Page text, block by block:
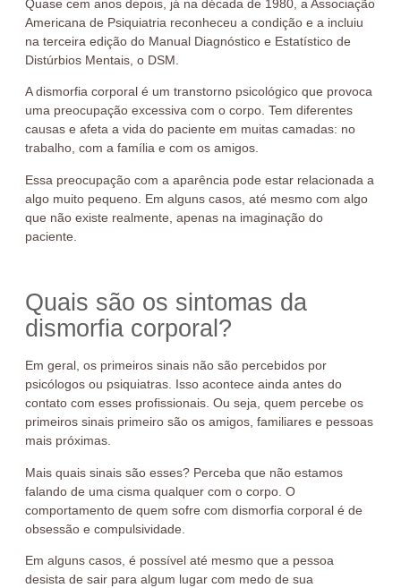
Quase cem anos depois, já na década de 1980, a Associação
Americana de Psiquiatria reconheceu a condição e a incluiu
na terceira edição do Manual Diagnóstico e Estatístico de
Distúrbios Mentais, o DSM.
A dismorfia corporal é um transtorno psicológico que provoca
uma preocupação excessiva com o corpo. Tem diferentes
causas e afeta a vida do paciente em muitas camadas: no
trabalho, com a família e com os amigos.
Essa preocupação com a aparência pode estar relacionada a
algo muito pequeno. Em alguns casos, até mesmo com algo
que não existe realmente, apenas na imaginação do
paciente.
Quais são os sintomas da
dismorfia corporal?
Em geral, os primeiros sinais não são percebidos por
psicólogos ou psiquiatras. Isso acontece ainda antes do
contato com esses profissionais. Ou seja, quem percebe os
primeiros sinais primeiro são os amigos, familiares e pessoas
mais próximas.
Mais quais sinais são esses? Perceba que não estamos
falando de uma cisma qualquer com o corpo. O
comportamento de quem sofre com dismorfia corporal é de
obsessão e compulsividade.
Em alguns casos, é possível até mesmo que a pessoa
desista de sair para algum lugar com medo de sua